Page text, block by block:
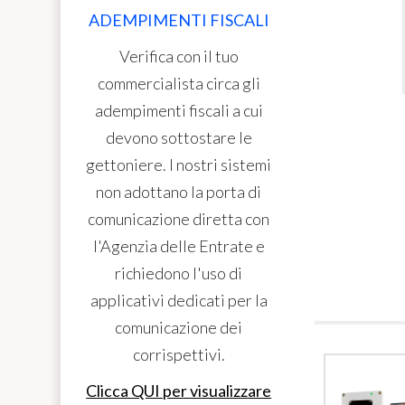
ADEMPIMENTI FISCALI
Verifica con il tuo
commercialista circa gli
adempimenti fiscali a cui
devono sottostare le
gettoniere. I nostri sistemi
non adottano la porta di
comunicazione diretta con
l'Agenzia delle Entrate e
richiedono l'uso di
applicativi dedicati per la
comunicazione dei
corrispettivi.
Clicca QUI per visualizzare